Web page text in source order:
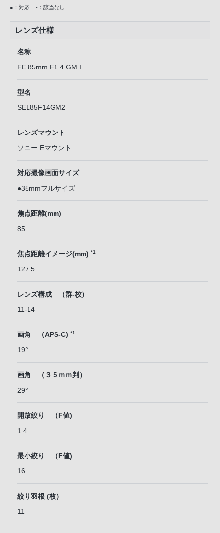
●：対応 -：該当なし
レンズ仕様
名称
FE 85mm F1.4 GM II
型名
SEL85F14GM2
レンズマウント
ソニー Eマウント
対応撮像画面サイズ
●35mmフルサイズ
焦点距離(mm)
85
焦点距離イメージ(mm) *1
127.5
レンズ構成 （群-枚）
11-14
画角 （APS-C) *1
19°
画角 （３５ｍｍ判）
29°
開放絞り （F値)
1.4
最小絞り （F値)
16
絞り羽根 (枚）
11